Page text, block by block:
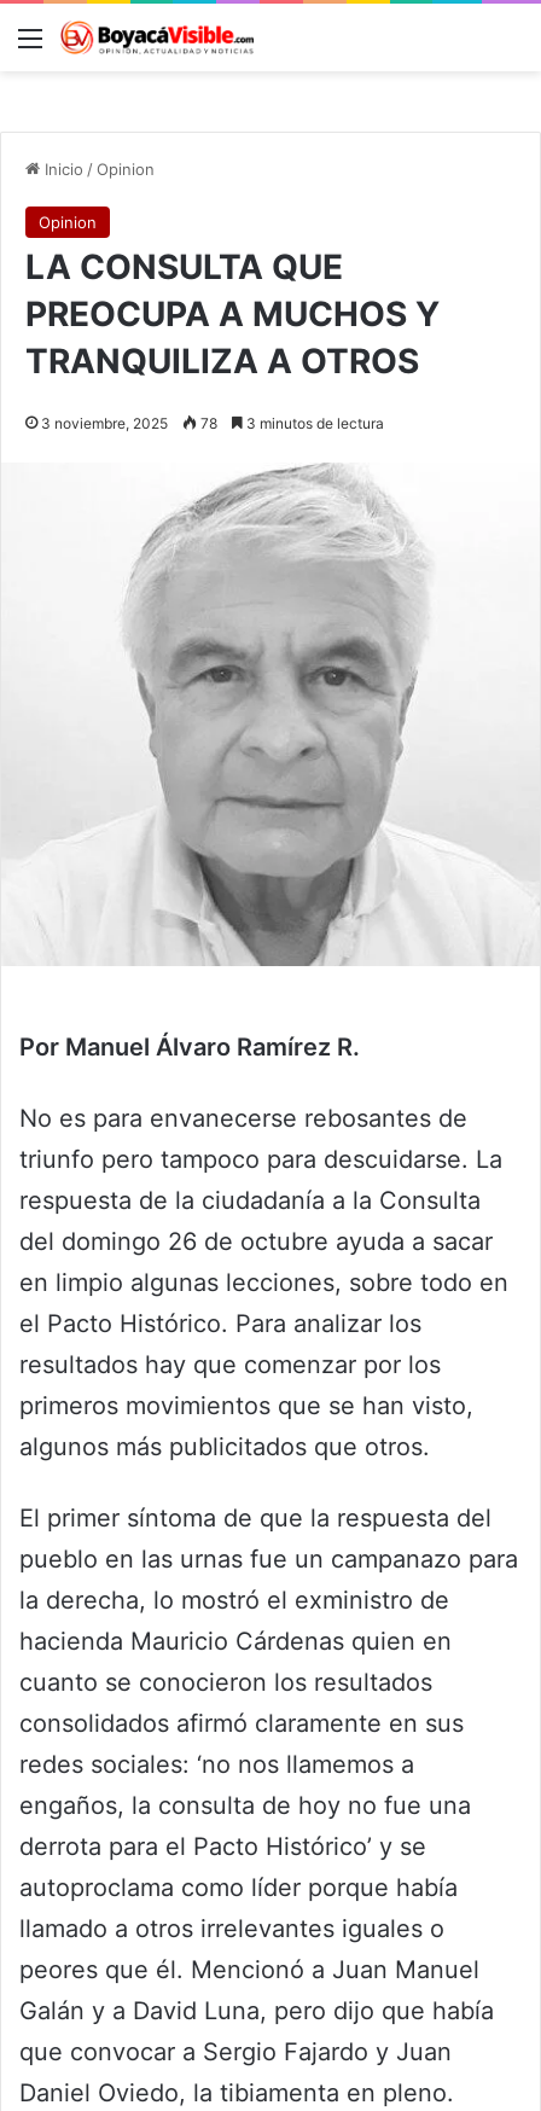
Menú
Inicio /Opinion
Opinion
LA CONSULTA QUE
PREOCUPA A MUCHOS Y
TRANQUILIZA A OTROS
3 noviembre, 2025 78 3 minutos de lectura
Por Manuel Álvaro Ramírez R.
No es para envanecerse rebosantes de
triunfo pero tampoco para descuidarse. La
respuesta de la ciudadanía a la Consulta
del domingo 26 de octubre ayuda a sacar
en limpio algunas lecciones, sobre todo en
el Pacto Histórico. Para analizar los
resultados hay que comenzar por los
primeros movimientos que se han visto,
algunos más publicitados que otros.
El primer síntoma de que la respuesta del
pueblo en las urnas fue un campanazo para
la derecha, lo mostró el exministro de
hacienda Mauricio Cárdenas quien en
cuanto se conocieron los resultados
consolidados afirmó claramente en sus
redes sociales: ‘no nos llamemos a
engaños, la consulta de hoy no fue una
derrota para el Pacto Histórico’ y se
autoproclama como líder porque había
llamado a otros irrelevantes iguales o
peores que él. Mencionó a Juan Manuel
Galán y a David Luna, pero dijo que había
que convocar a Sergio Fajardo y Juan
Daniel Oviedo, la tibiamenta en pleno.